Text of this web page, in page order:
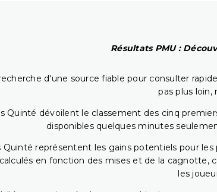
Résultats PMU :
d'une source fiable pour consulter
pas plus
Quinté dévoilent le classement des cinq
disponibles quelques minutes
Quinté représentent les gains potentiels pour
en fonction des mises et de la cagnotte,
les